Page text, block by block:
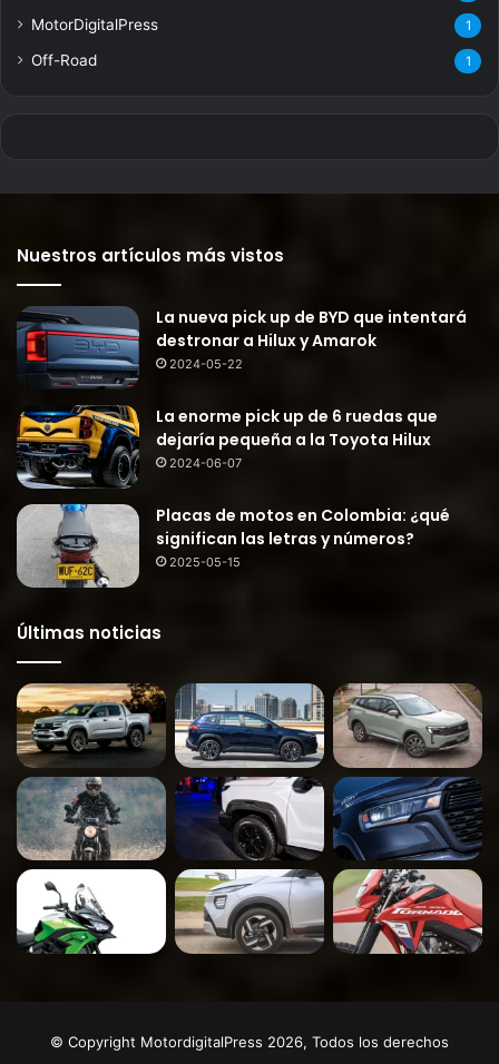
MotorDigitalPress 1
Off-Road 1
Nuestros artículos más vistos
La nueva pick up de BYD que intentará
destronar a Hilux y Amarok
2024-05-22
La enorme pick up de 6 ruedas que
dejaría pequeña a la Toyota Hilux
2024-06-07
Placas de motos en Colombia: ¿qué
significan las letras y números?
2025-05-15
Últimas noticias
© Copyright MotordigitalPress 2026, Todos los derechos